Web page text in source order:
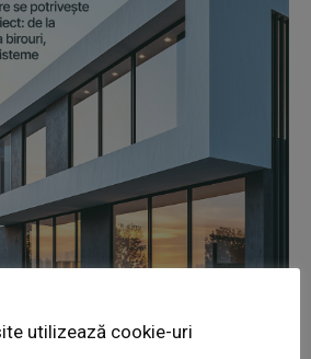
News Week
PRO
utilizează cookie-uri